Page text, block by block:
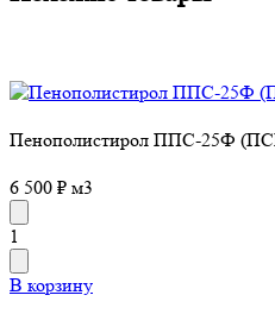
Пенополистирол ППС-25Ф
6 500 ₽ м3
1
В корзину